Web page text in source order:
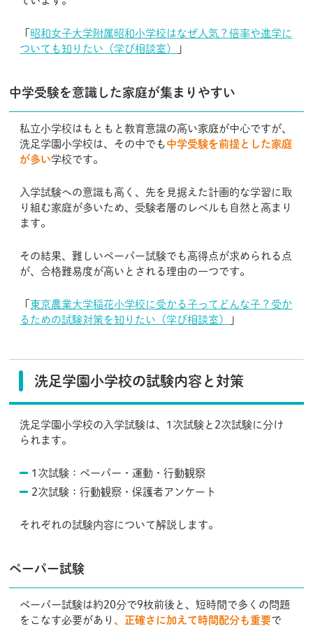
昭和女子大学附属昭和小学校はなぜ人気？倍率や進学に
ついても知りたい（学び相談室）
」
中学受験を意識した家庭が集まりやすい
私立小学校はもともと教育意識の高い家庭が中心ですが、
洗足学園小学校は、その中でも 中学受験を前提とした家庭
が多い学校です。
入学試験への意識も高く、先を見据えた計画的な学習に取
り組む家庭が多いため、受験者層のレベルも自然と高まり
ます。
その結果、難しいペーパー試験でも高得点が求められる点
が、合格難易度が高いとされる理由の一つです。
東京農業大学稲花小学校に受かる子ってどんな子？受か
るための試験対策を知りたい（学び相談室）
」
洗足学園小学校の試験内容と対策
洗足学園小学校の入学試験は、1次試験と2次試験に分け
られます。
1次試験：ペーパー・運動・行動観察
2次試験：行動観察・保護者アンケート
それぞれの試験内容について解説します。
ペーパー試験
ペーパー試験は約20分で9枚前後と、短時間で多くの問題
をこなす必要があり 、正確さに加えて時間配分も重要で